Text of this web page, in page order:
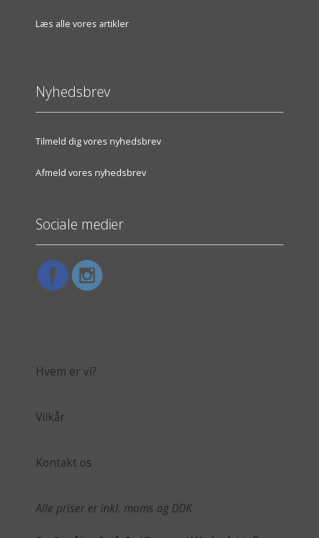
Læs alle vores artikler
Nyhedsbrev
Tilmeld dig vores nyhedsbrev
Afmeld vores nyhedsbrev
Sociale medier
Hvem er vi?
Vilkår
Kontakt os
Alle priser er inkl. moms og DDK